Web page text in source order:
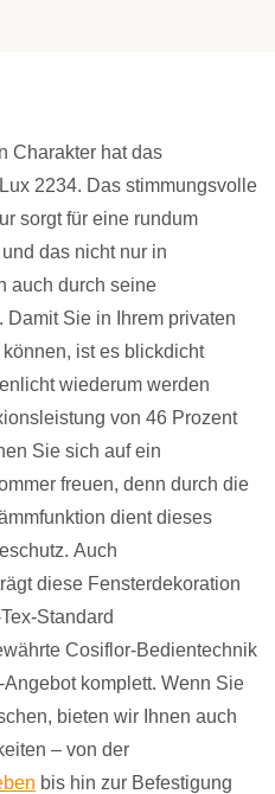
Charakter hat das
2234. Das stimmungsvolle
sorgt für eine rundum
das nicht nur in
auch durch seine
Sie in Ihrem privaten
ist es blickdicht
wiederum werden
von 46 Prozent
Sie sich auf ein
freuen, denn durch die
dient dieses
Auch
diese Fensterdekoration
Standard
Cosiflor-Bedientechnik
komplett. Wenn Sie
bieten wir Ihnen auch
– von der
bis hin zur Befestigung